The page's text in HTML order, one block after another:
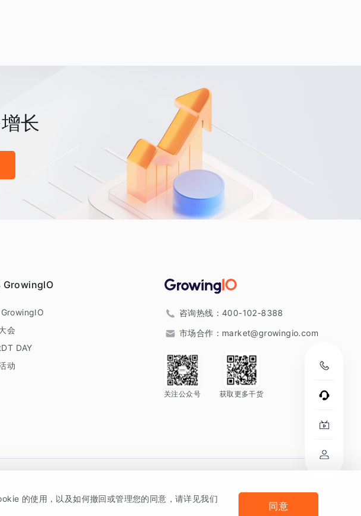
长
GrowingIO
会
DAY
动
咨询热线： 400-102-8388
市场合作： market@growingio.com
关注公众号 获取更多干货
法律声明及隐私条款
的使用，以及如何撤回或管理您的同意，请详见我们
同意